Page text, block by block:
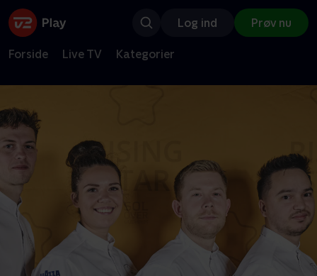
Log ind Prøv nu
Forside Live TV Kategorier